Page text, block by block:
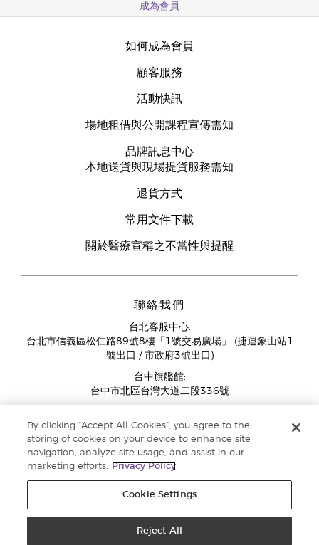
成為會員
如何成為會員
顧客服務
活動快訊
場地租借與公開課程宣傳需知
品牌訊息中心
本地送貨與現場提貨服務需知
退貨方式
常用文件下載
關於醫療宣稱之不當性與提醒
聯絡我們
台北客服中心:
台北市信義區松仁路89號8樓「1號交易廣場」 (捷運象山站1
號出口 / 市政府3號出口)
台中旗艦館:
台中市北區台灣大道二段336號
11:00AM - 07:00PM
(例假日與國定假日除外)
By clicking “Accept All Cookies”, you agree to the
storing of cookies on your device to enhance site
navigation, analyze site usage, and assist in our
marketing efforts.
Privacy Policy
Cookie Settings
Reject All